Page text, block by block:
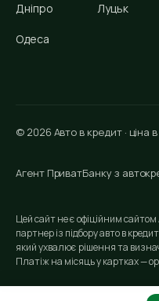
Дніпро
Одеса
Луцьк
© 2026 Авто в кредит · ціна в
Агент ПриватБанку з
Цей сайт не є офіційним
партнер із підбору авто в
який ухвалює рішення та
Платіж на місяць у картках —